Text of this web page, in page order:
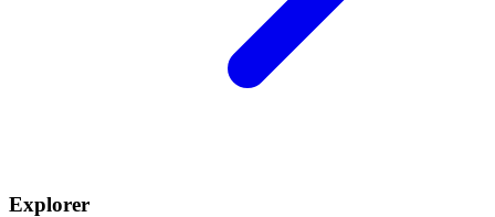
Explorer